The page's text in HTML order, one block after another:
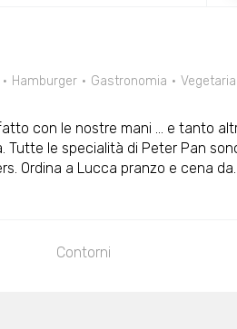
Hamburger Gastronomia
con le nostre mani ... e tanto
Tutte le specialità di Peter Pan
Ordina a Lucca pranzo e cena da
Contorni